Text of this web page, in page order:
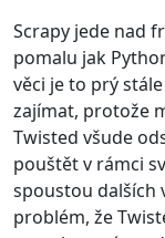
Scrapy jede nad
pomalu jak
věci je to prý
zajímat, protože
Twisted všude
pouštět v rámci
spoustou dalších
problém, že